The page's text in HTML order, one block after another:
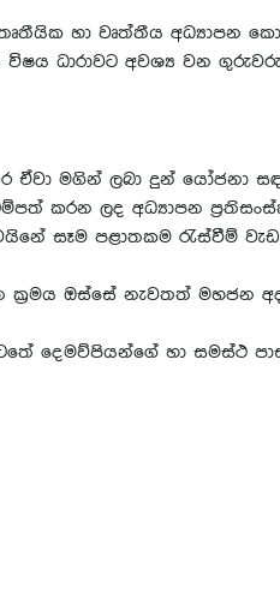
හා වෘත්තීය අධ්‍යාපන
විෂය ධාරාවට අවශ්‍ය වන
ඒවා මගින් ලබා දුන් යෝජනා
කරන ලද අධ්‍යාපන
සෑම පළාතකම රැස්වීම්
ක්‍රමය ඔස්සේ නැවතත් මහජන
දෙමව්පියන්ගේ හා සමස්ථ